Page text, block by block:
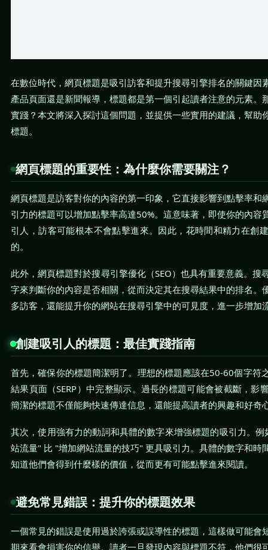
在數位時代，網頁標題是吸引訪客和提升搜尋引擎排名的關鍵因
產品頁面還是新聞報導，標題都是第一個引起讀者注意的元素。
實踐？本文將深入探討這個問題，並提供一些實用的建議，幫助
標題。
網頁標題的重要性：為什麼你需要關注？
網頁標題是訪客對你的內容的第一印象，它直接影響到點擊率和
引力的標題可以增加點擊率高達50%。這意味著，即使你的內容
引人，訪客可能根本不會點擊進來。因此，花時間和精力在創
的。
此外，網頁標題對於搜尋引擎優化（SEO）也具有重要意義。搜
字來判斷你的內容是否相關，從而決定其在搜尋結果中的排名。
多訪客，還能提升你的網站在搜尋引擎中的可見度，進一步增加
創建吸引人的標題：最佳實踐指南
首先，確保你的標題簡潔明了。理想的標題應該在50-60個字符
結果頁面（SERP）中完整顯示。過長的標題可能會被截斷，影
簡潔的標題不僅能夠快速傳達信息，還能提高讀者的興趣和好奇
其次，使用強有力的動詞和具體的數字來增強標題的吸引力。
站流量" 比 "增加網站流量的技巧" 更具吸引力。具體的數字和時
知道他們會得到什麼樣的價值，從而更有可能點擊進來閱讀。
避免常見錯誤：提升你的標題效果
一個常見的錯誤是使用過於誇張或誤導性的標題，這樣做可能會
期來看會損害你的信譽。讀者一旦發現內容與標題不符，他們很